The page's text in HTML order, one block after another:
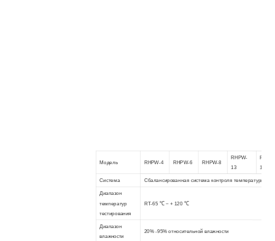
Модель RHPW-4 RHPW-6 RHPW-8
RHPW-
13 17
Система Сбалансированная система контроля температуры и
Диапазон
температур
тестирования
RT-65 ℃ ~ + 120 ℃
Диапазон
влажности
20% -95% относительной влажности